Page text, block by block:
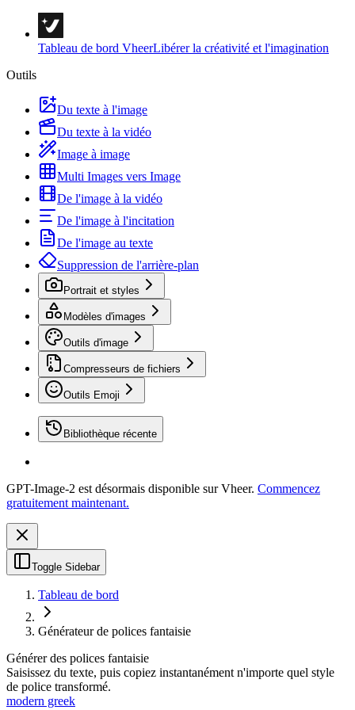
Tableau de bord VheerLibérer la créativité et l'imagination
Outils
Du texte à l'image
Du texte à la vidéo
Image à image
Multi Images vers Image
De l'image à la vidéo
De l'image à l'incitation
De l'image au texte
Suppression de l'arrière-plan
Portrait et styles
Modèles d'images
Outils d'image
Compresseurs de fichiers
Outils Emoji
Bibliothèque récente
GPT-Image-2 est désormais disponible sur Vheer. Commencez
gratuitement maintenant.
Toggle Sidebar
Tableau de bord
Générateur de polices fantaisie
Générer des polices fantaisie
Saisissez du texte, puis copiez instantanément n'importe quel style
de police transformé.
modern greek